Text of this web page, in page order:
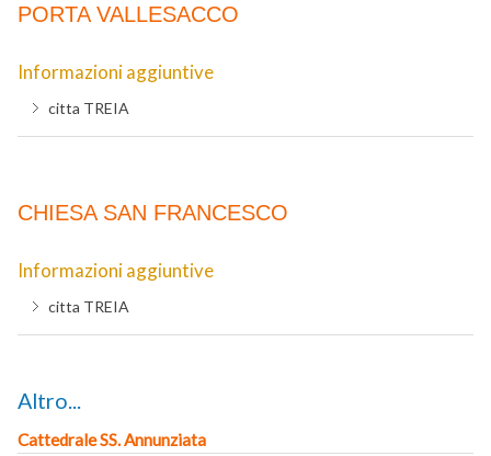
PORTA VALLESACCO
Informazioni aggiuntive
citta TREIA
CHIESA SAN FRANCESCO
Informazioni aggiuntive
citta TREIA
Altro...
Cattedrale SS. Annunziata